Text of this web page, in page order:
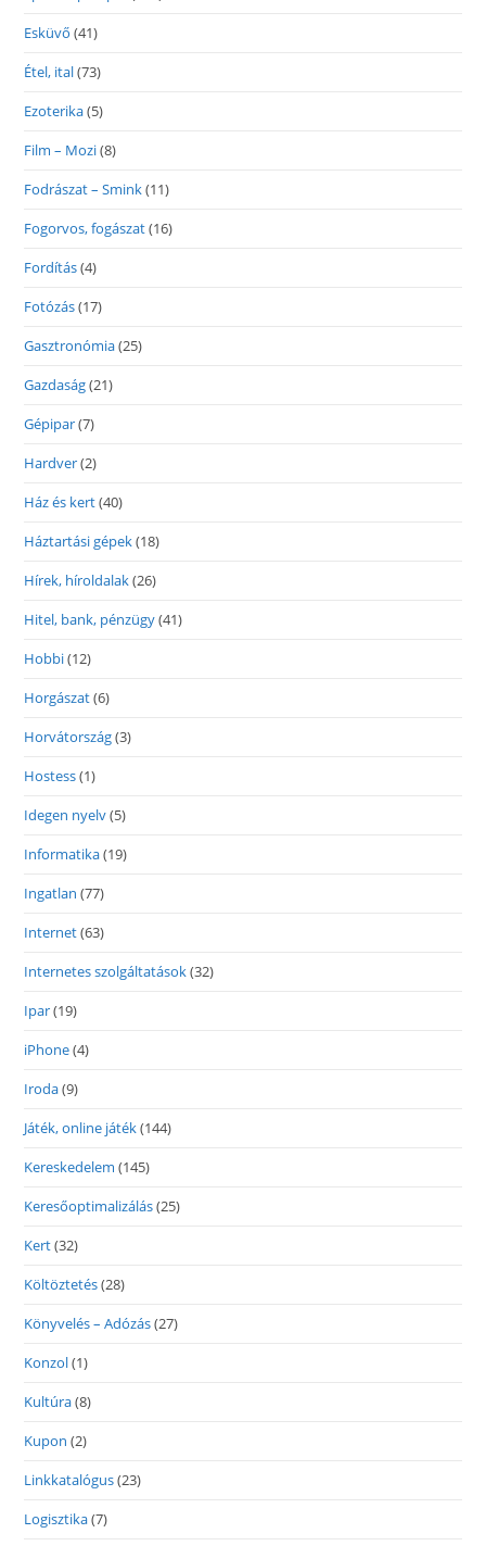
Esküvő (41)
Étel, ital(73)
Ezoterika(5)
Film – Mozi(8)
Fodrászat – Smink(11)
Fogorvos, fogászat(16)
Fordítás(4)
Fotózás(17)
Gasztronómia(25)
Gazdaság(21)
Gépipar(7)
Hardver(2)
Ház és kert(40)
Háztartási gépek(18)
Hírek, híroldalak(26)
Hitel, bank, pénzügy(41)
Hobbi(12)
Horgászat(6)
Horvátország(3)
Hostess(1)
Idegen nyelv(5)
Informatika(19)
Ingatlan (77)
Internet(63)
Internetes szolgáltatások(32)
Ipar(19)
iPhone(4)
Iroda(9)
Játék, online játék(144)
Kereskedelem (145)
Keresőoptimalizálás(25)
Kert(32)
Költöztetés(28)
Könyvelés – Adózás(27)
Konzol(1)
Kultúra(8)
Kupon (2)
Linkkatalógus(23)
Logisztika(7)